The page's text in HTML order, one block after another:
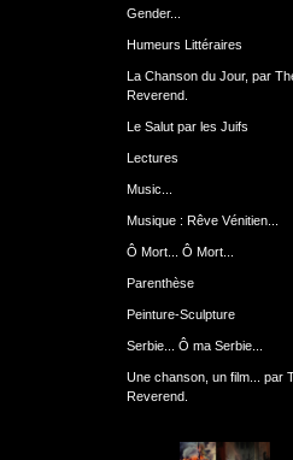
Gender...
Humeurs Littéraires
La Chanson du Jour, par
Reverend.
Le Salut par les Juifs
Lectures
Music...
Musique : Rêve Vénitien...
Ô Mort... Ô Mort...
Parenthèse
Peinture-Sculpture
Serbie... Ô ma Serbie...
Une chanson, un film... par
Reverend.